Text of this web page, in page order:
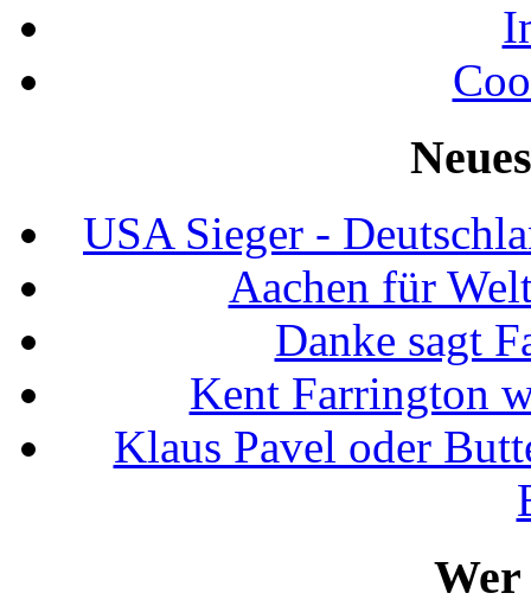
USA Sieger -
Aachen für
Danke sagt
Kent Farrington
Klaus Pavel oder